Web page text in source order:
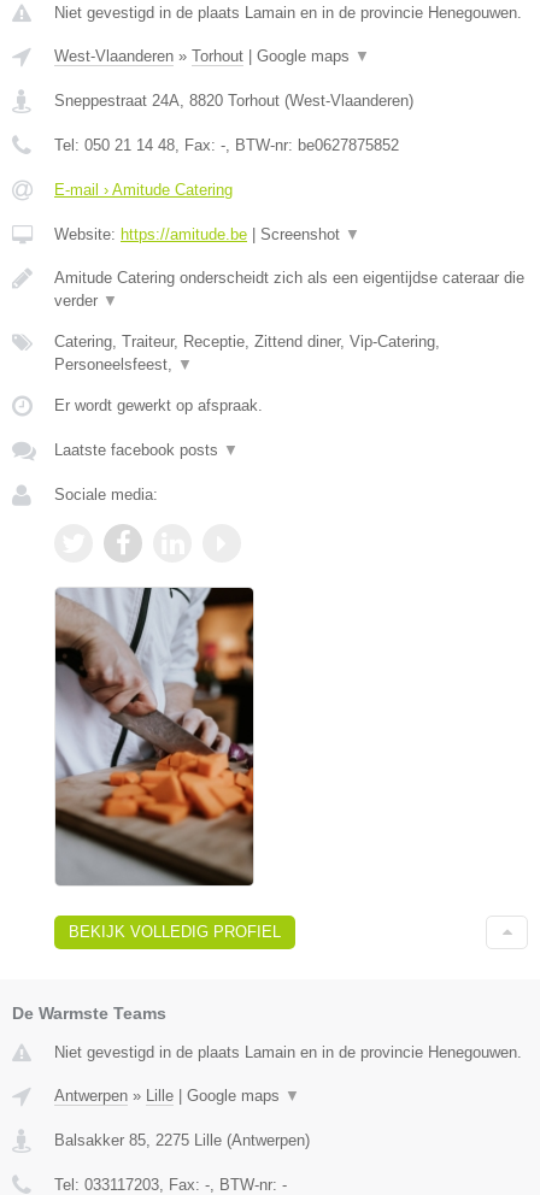
Niet gevestigd in de plaats Lamain en in de provincie Henegouwen.
West-Vlaanderen » Torhout Google maps ▼
Sneppestraat 24A 8820 Torhout (West-Vlaanderen)
Tel: 050 21 14 48 , Fax: - , BTW-nr: be0627875852
E-mail › Amitude Catering
Website: https://amitude.be Screenshot ▼
Amitude Catering onderscheidt zich als een eigentijdse cateraar die
verder ▼
Catering, Traiteur, Receptie, Zittend diner, Vip-Catering,
Personeelsfeest,
▼
Er wordt gewerkt op afspraak.
Laatste facebook posts ▼
Sociale media:
BEKIJK VOLLEDIG PROFIEL
De Warmste Teams
Niet gevestigd in de plaats Lamain en in de provincie Henegouwen.
Antwerpen » Lille Google maps ▼
Balsakker 85 2275 Lille (Antwerpen)
Tel: 033117203 , Fax: - , BTW-nr: -